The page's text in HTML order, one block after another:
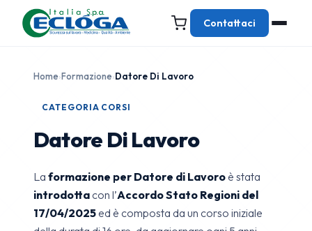
Contattaci
Home›Formazione›Datore Di Lavoro
CATEGORIA CORSI
Datore Di Lavoro
La formazione per Datore di Lavoro è stata
introdotta con l’Accordo Stato Regioni del
17/04/2025 ed è composta da un corso iniziale